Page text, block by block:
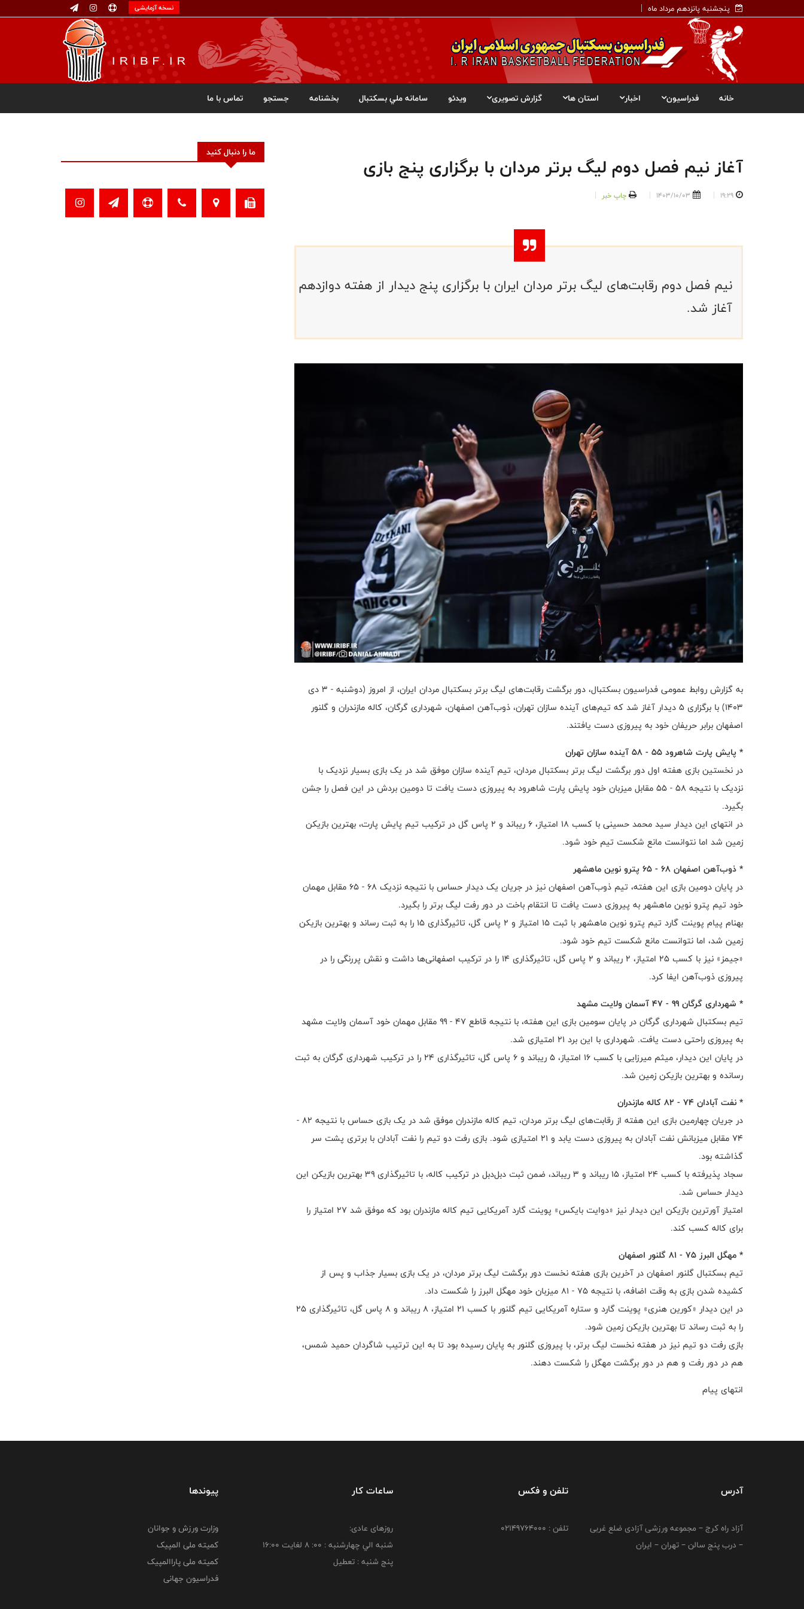
پنجشنبه پانزدهم مرداد ماه نسخه آزمایشی
خانه فدراسیون اخبار استان ها گزارش تصویری ویدئو سامانه ملي بسکتبال بخشنامه جستجو تماس با ما
آغاز نیم فصل دوم لیگ برتر مردان با برگزاری پنج بازی
19:29
1403/10/03 چاپ خبر
نیم فصل دوم رقابت‌های لیگ برتر مردان ایران با برگزاری پنج دیدار از هفته دوازدهم
آغاز شد.
به گزارش روابط عمومی فدراسیون بسکتبال،‌ دور برگشت رقابت‌های لیگ برتر بسکتبال مردان ایران، از امروز (دوشنبه - ۳ دی
۱۴۰۳) با برگزاری ۵ دیدار آغاز شد که تیم‌های آینده سازان تهران، ذوب‌آهن اصفهان، شهرداری گرگان، کاله مازندران و گلنور
اصفهان برابر حریفان خود به پیروزی دست یافتند.
* پایش پارت شاهرود ۵۵ - ۵۸ آینده سازان تهران
در نخستین بازی هفته اول دور برگشت لیگ برتر بسکتبال مردان، تیم آینده سازان موفق شد در یک بازی بسیار نزدیک با
نزدیک با نتیجه ۵۸ - ۵۵ مقابل میزبان خود پایش پارت شاهرود به پیروزی دست یافت تا دومین بردش در این فصل را جشن
بگیرد.
در انتهای این دیدار سید محمد حسینی با کسب ۱۸ امتیاز، ۶ ریباند و ۲ پاس گل در ترکیب تیم پایش پارت، بهترین بازیکن
زمین شد اما نتوانست مانع شکست تیم خود شود.
* ذوب‌آهن اصفهان ۶۸ - ۶۵ پترو نوین ماهشهر
در پایان دومین بازی این هفته، تیم ذوب‌آهن اصفهان نیز در جریان یک دیدار حساس با نتیجه نزدیک ۶۸ - ۶۵ مقابل مهمان
خود تیم پترو نوین ماهشهر به پیروزی دست یافت تا انتقام باخت در دور رفت لیگ برتر را بگیرد.
بهنام پیام پوینت گارد تیم پترو نوین ماهشهر با ثبت ۱۵ امتیاز و ۲ پاس گل، تاثیرگذاری ۱۵ را به ثبت رساند و بهترین بازیکن
زمین شد، اما نتوانست مانع شکست تیم خود شود.
«جیمز» نیز با کسب ۲۵ امتیاز،‌ ۲ ریباند و ۲ پاس گل، تاثیرگذاری ۱۴ را در ترکیب اصفهانی‌ها داشت و نقش پررنگی را در
پیروزی ذوب‌آهن ایفا کرد.
* شهرداری گرگان ۹۹ - ۴۷ آسمان ولایت مشهد
تیم بسکتبال شهرداری گرگان در پایان سومین بازی این هفته، با نتیجه قاطع ۴۷ - ۹۹ مقابل مهمان خود آسمان ولایت مشهد
به پیروزی راحتی دست یافت. شهرداری با این برد ۲۱ امتیازی شد.
در پایان این دیدار، میثم میرزایی با کسب ۱۶ امتیاز، ۵ ریباند و ۶ پاس گل، تاثیرگذاری ۲۴ را در ترکیب شهرداری گرگان به ثبت
رسانده و بهترین بازیکن زمین شد.
* نفت آبادان ۷۴ - ۸۲ کاله مازندران
در جریان چهارمین بازی این هفته از رقابت‌های لیگ برتر مردان، تیم کاله مازندران موفق شد در یک بازی حساس با نتیجه ۸۲ -
۷۴ مقابل میزبانش نفت آبادان به پیروزی دست یابد و ۲۱ امتیازی شود. بازی رفت دو تیم را نفت آبادان با برتری پشت سر
گذاشته بود.
سجاد پذیرفته با کسب ۲۴ امتیاز، ۱۵ ریباند و ۳ ریباند، ضمن ثبت دبل‌دبل در ترکیب کاله، با تاثیرگذاری ۳۹ بهترین بازیکن این
دیدار حساس شد.
امتیاز آورترین بازیکن این دیدار نیز «دوایت بایکس» پوینت گارد آمریکایی تیم کاله مازندران بود که موفق شد ۲۷ امتیاز را
برای کاله کسب کند.
* مهگل البرز ۷۵ - ۸۱ گلنور اصفهان
تیم بسکتبال گلنور اصفهان در آخرین بازی هفته نخست دور برگشت لیگ برتر مردان، در یک بازی بسیار جذاب و پس از
کشیده شدن بازی به وقت اضافه، با نتیجه ۷۵ - ۸۱ میزبان خود مهگل البرز را شکست داد.
در این دیدار «کورین هنری» پوینت گارد و ستاره آمریکایی تیم گلنور با کسب ۲۱ امتیاز، ۸ ریباند و ۸ پاس گل، تاثیرگذاری ۲۵
را به ثبت رساند تا بهترین بازیکن زمین شود.
بازی رفت دو تیم نیز در هفته نخست لیگ برتر، با پیروزی گلنور به پایان رسیده بود تا به این ترتیب شاگردان حمید شمس،
هم در دور رفت و هم در دور برگشت مهگل را شکست دهند.
انتهای پیام
ما را دنبال کنید
آدرس
آزاد راه کرج – مجموعه ورزشی آزادی ضلع غربی
– درب پنج سالن – تهران – ایران
تلفن و فکس
تلفن : 02149764000
ساعات کار
روزهای عادی:
شنبه الي چهارشنبه : 00: 8 لغايت 16:00
پنج شنبه : تعطیل
پیوندها
وزارت ورزش و جوانان
کمیته ملی المپیک
کمیته ملی پاراالمپیک
فدراسیون جهانی